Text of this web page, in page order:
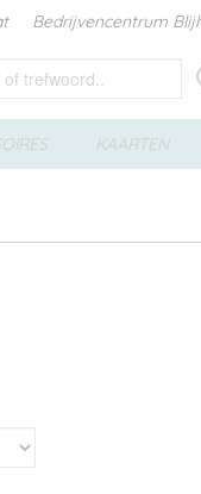
Bedrijvencentrum
KAARTEN